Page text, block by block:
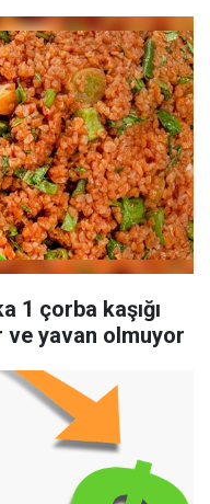
1 çorba kaşığı
ve yavan olmuyor